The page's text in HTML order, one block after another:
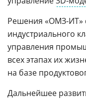
Решения «ОМЗ-ИТ»
индустриального
управления
всех этапах их
на базе
Дальнейшее